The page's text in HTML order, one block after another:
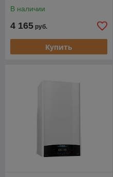
В наличии
4 165 руб.
Купить